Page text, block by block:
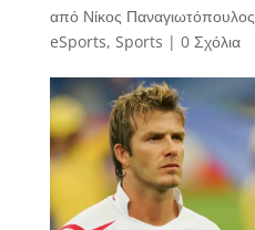
από Νίκος Παναγιωτόπουλος
eSports, Sports | 0 Σχόλια